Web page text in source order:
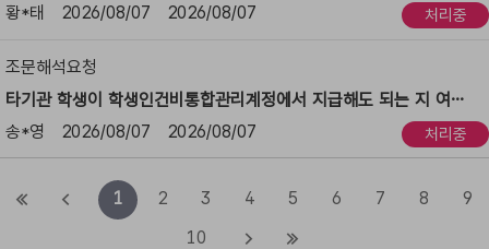
황*태
2026/08/07 2026/08/07 처리중
조문해석요청
타기관 학생이 학생인건비통합관리계정에서 지급해도 되는 지 여부 확인
송*영
2026/08/07 2026/08/07 처리중
첫
이
1 2 3 4 5 6 7 8
9
10
다
마